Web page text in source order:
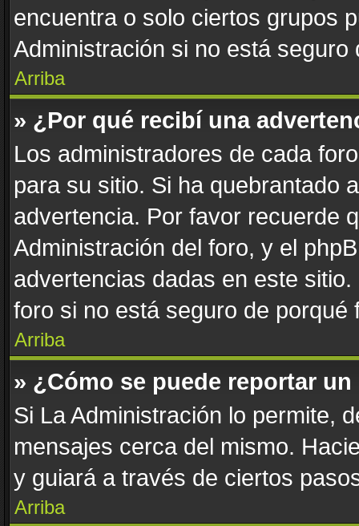
encuentra o solo ciertos grupos
Administración si no está
Arriba
» ¿Por qué recibí una
Los administradores de cada
para su sitio. Si ha quebrantado
advertencia. Por favor recuerde
Administración del foro, y el
advertencias dadas en este
foro si no está seguro de porqué
Arriba
» ¿Cómo se puede reportar
Si La Administración lo permite,
mensajes cerca del mismo.
y guiará a través de ciertos
Arriba